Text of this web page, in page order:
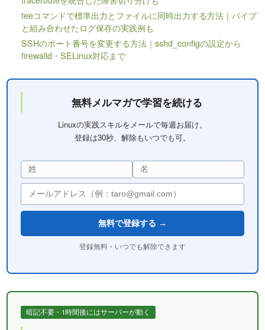
teeコマンドで標準出力とファイルに同時出力する方法｜パイプ
と組み合わせたログ保存の実践例も
SSHのポート番号を変更する方法｜sshd_configの設定から
firewalld・SELinux対応まで
無料メルマガで学習を続ける
Linuxの実践スキルをメールで毎週お届け。
登録は30秒、解除もいつでも可。
無料で登録する →
登録無料・いつでも解除できます
暗記不要・1時間後にはサーバーが動く